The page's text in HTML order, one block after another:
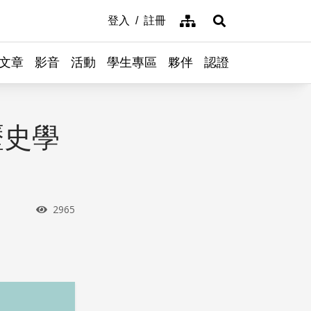
登入 註冊 網站導覽展開搜尋
章 影音 活動 學生專區 夥伴 認證
學
瀏覽次數
2965